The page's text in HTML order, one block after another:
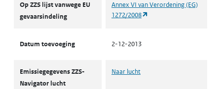
Op ZZS lijst vanwege EU
gevaarsindeling
Annex VI van Verordening (EG)
1272/2008
Datum toevoeging 2-12-2013
Emissiegegevens ZZS-
Navigator lucht
Naar lucht